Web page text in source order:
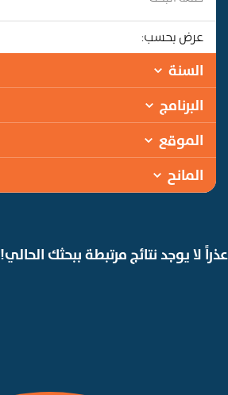
عرض بحسب:
السنة
البرنامج
الموقع
المانح
عذراً لا يوجد نتائج مرتبطة ببحثك الحالي!